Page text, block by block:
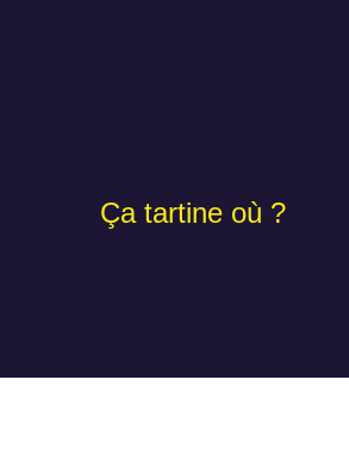
Ça tartine où ?